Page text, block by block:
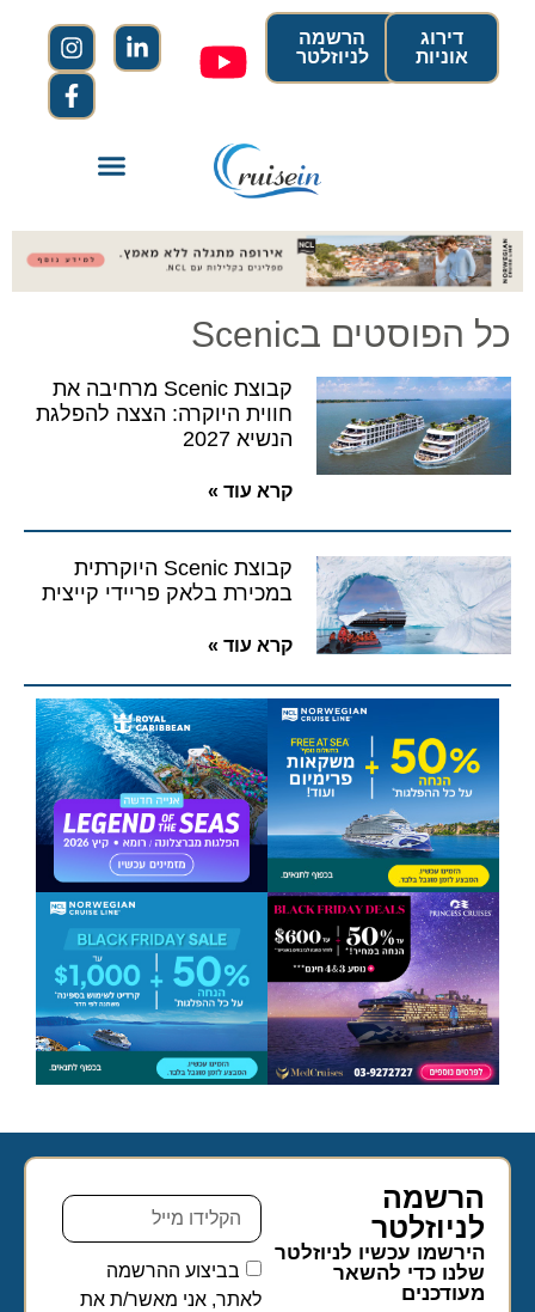
הרשמה
לניוזלטר
דירוג
אוניות
כל הפוסטים בScenic
קבוצת Scenic מרחיבה את
חווית היוקרה: הצצה להפלגת
הנשיא 2027
קרא עוד »
קבוצת Scenic היוקרתית
במכירת בלאק פריידי קייצית
קרא עוד »
הרשמה
לניוזלטר​
הירשמו עכשיו לניוזלטר
שלנו כדי להשאר
מעודכנים
בביצוע ההרשמה
לאתר, אני מאשר/ת את